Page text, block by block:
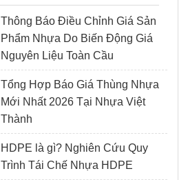
Thông Báo Điều Chỉnh Giá Sản
Phẩm Nhựa Do Biến Động Giá
Nguyên Liệu Toàn Cầu
Tổng Hợp Báo Giá Thùng Nhựa
Mới Nhất 2026 Tại Nhựa Việt
Thành
HDPE là gì? Nghiên Cứu Quy
Trình Tái Chế Nhựa HDPE